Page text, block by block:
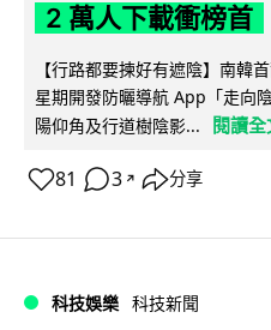
2 萬人下載衝榜首
【行路都要揀好有遮陰】南韓
星期開發防曬導航 App「走向
陽仰角及行道樹陰影...
閱讀全
81 3 ↗ 分享
科技娛樂 科技新聞